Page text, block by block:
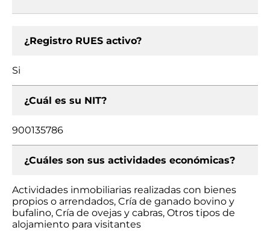
¿Registro RUES activo?
Si
¿Cuál es su NIT?
900135786
¿Cuáles son sus actividades económicas?
Actividades inmobiliarias realizadas con bienes
propios o arrendados, Cría de ganado bovino y
bufalino, Cría de ovejas y cabras, Otros tipos de
alojamiento para visitantes